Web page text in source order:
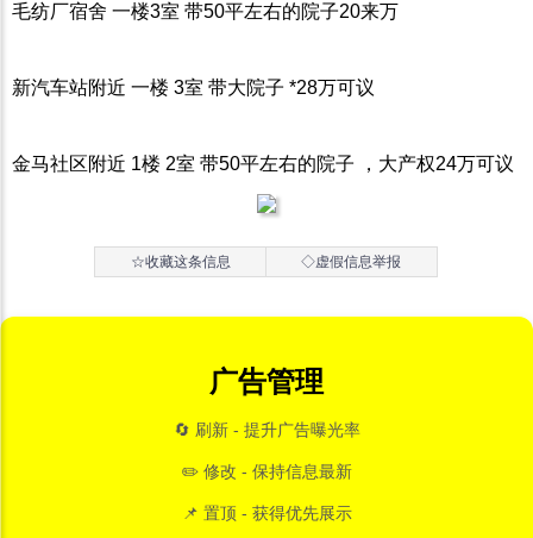
毛纺厂宿舍 一楼3室 带50平左右的院子20来万
新汽车站附近 一楼 3室 带大院子 *28万可议
金马社区附近 1楼 2室 带50平左右的院子 ，大产权24万可议
☆收藏这条信息 ◇虚假信息举报
广告管理
🔄 刷新 - 提升广告曝光率
✏️ 修改 - 保持信息最新
📌 置顶 - 获得优先展示